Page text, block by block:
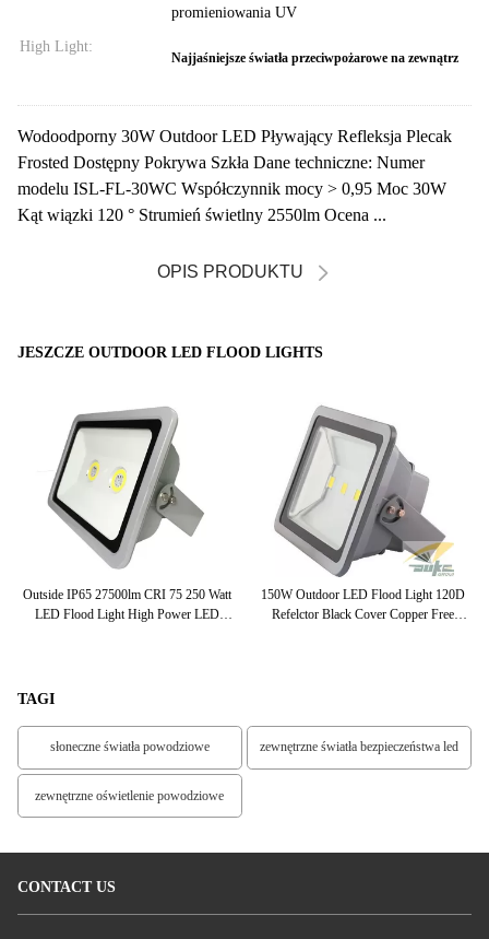
promieniowania UV
High Light:
Najjaśniejsze światła przeciwpożarowe na zewnątrz
Wodoodporny 30W Outdoor LED Pływający Refleksja Plecak
Frosted Dostępny Pokrywa Szkła Dane techniczne: Numer
modelu ISL-FL-30WC Współczynnik mocy > 0,95 Moc 30W
Kąt wiązki 120 ° Strumień świetlny 2550lm Ocena ...
OPIS PRODUKTU
JESZCZE OUTDOOR LED FLOOD LIGHTS
Outside IP65 27500lm CRI 75 250 Watt
LED Flood Light High Power LED
150W Outdoor LED Flood Light 120D
Refelctor Black Cover Copper Free
TAGI
słoneczne światła powodziowe zewnętrzne światła bezpieczeństwa led
zewnętrzne oświetlenie powodziowe
CONTACT US